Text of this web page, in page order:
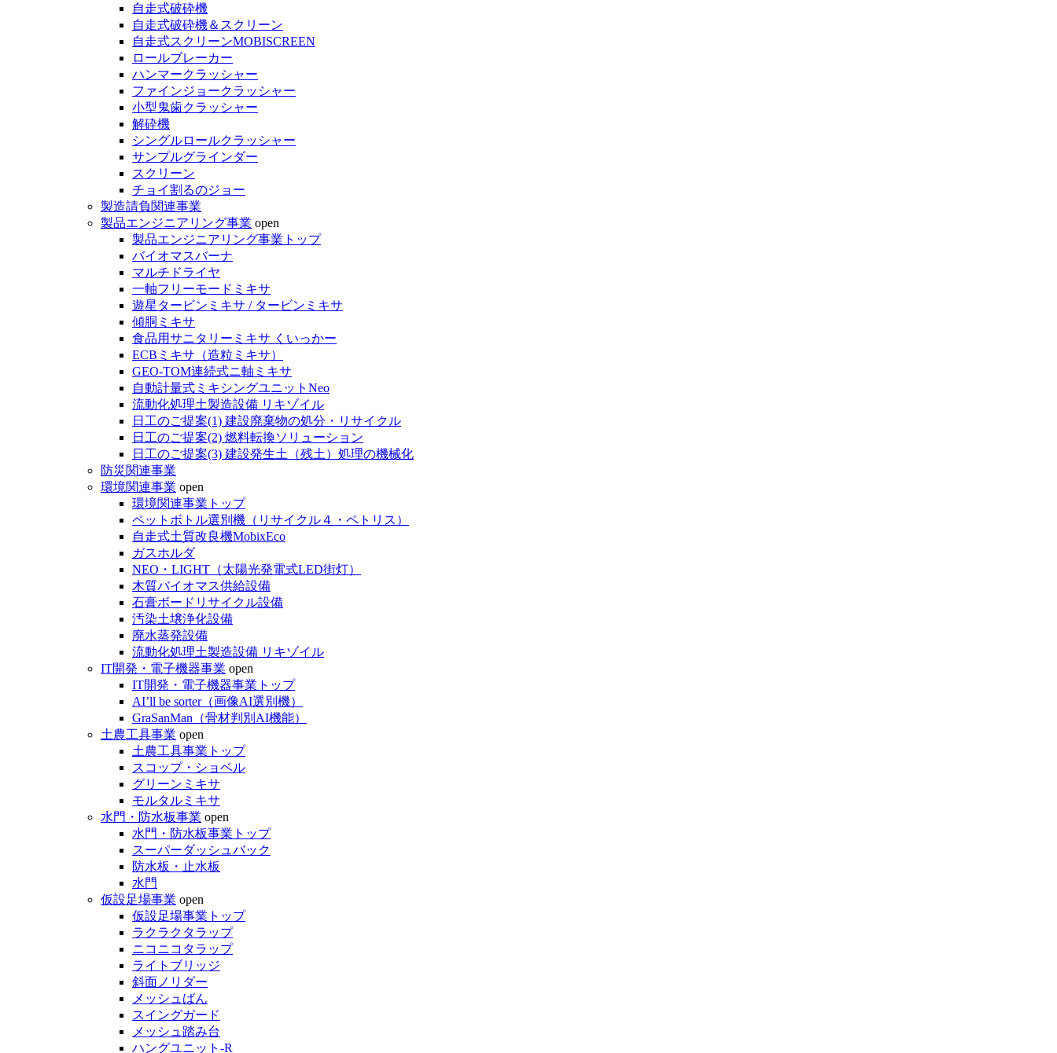
自走式破砕機
自走式破砕機＆スクリーン
自走式スクリーンMOBISCREEN
ロールブレーカー
ハンマークラッシャー
ファインジョークラッシャー
小型鬼歯クラッシャー
解砕機
シングルロールクラッシャー
サンプルグラインダー
スクリーン
チョイ割るのジョー
製造請負関連事業
製品エンジニアリング事業 open
製品エンジニアリング事業トップ
バイオマスバーナ
マルチドライヤ
一軸フリーモードミキサ
遊星タービンミキサ / タービンミキサ
傾胴ミキサ
食品用サニタリーミキサ くいっかー
ECBミキサ（造粒ミキサ）
GEO-TOM連続式ニ軸ミキサ
自動計量式ミキシングユニットNeo
流動化処理土製造設備 リキゾイル
日工のご提案(1) 建設廃棄物の処分・リサイクル
日工のご提案(2) 燃料転換ソリューション
日工のご提案(3) 建設発生土（残土）処理の機械化
防災関連事業
環境関連事業 open
環境関連事業トップ
ペットボトル選別機（リサイクル４・ペトリス）
自走式土質改良機MobixEco
ガスホルダ
NEO・LIGHT（太陽光発電式LED街灯）
木質バイオマス供給設備
石膏ボードリサイクル設備
汚染土壌浄化設備
廃水蒸発設備
流動化処理土製造設備 リキゾイル
IT開発・電子機器事業 open
IT開発・電子機器事業トップ
AI’ll be sorter（画像AI選別機）
GraSanMan（骨材判別AI機能）
土農工具事業 open
土農工具事業トップ
スコップ・ショベル
グリーンミキサ
モルタルミキサ
水門・防水板事業 open
水門・防水板事業トップ
スーパーダッシュバック
防水板・止水板
水門
仮設足場事業 open
仮設足場事業トップ
ラクラクタラップ
ニコニコタラップ
ライトブリッジ
斜面ノリダー
メッシュばん
スイングガード
メッシュ踏み台
ハングユニット-R